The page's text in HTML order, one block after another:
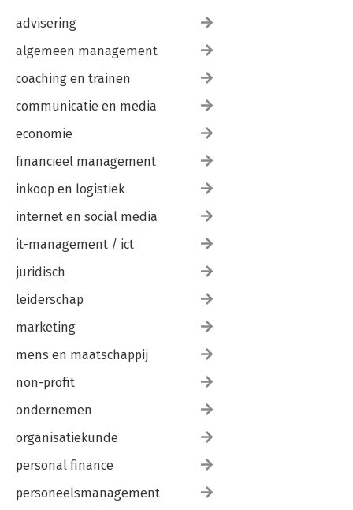
advisering
algemeen management
coaching en trainen
communicatie en media
economie
financieel management
inkoop en logistiek
internet en social media
it-management / ict
juridisch
leiderschap
marketing
mens en maatschappij
non-profit
ondernemen
organisatiekunde
personal finance
personeelsmanagement